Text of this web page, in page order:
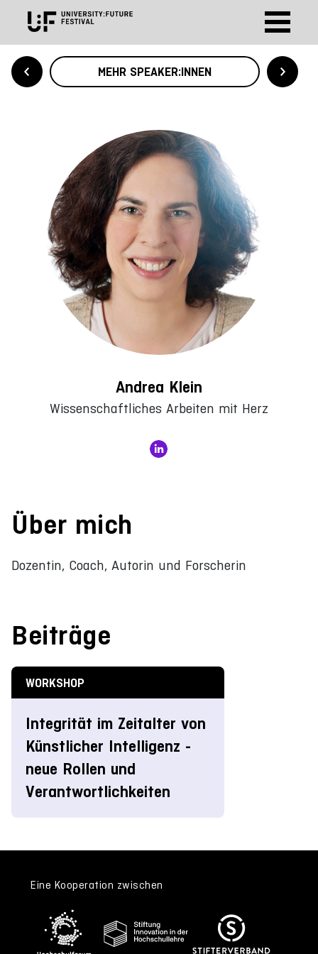
MEHR SPEAKER:INNEN
Andrea Klein
Wissenschaftliches Arbeiten mit Herz
Über mich
Dozentin, Coach, Autorin und Forscherin
Beiträge
WORKSHOP
Integrität im Zeitalter von
Künstlicher Intelligenz -
neue Rollen und
Verantwortlichkeiten
Eine Kooperation zwischen